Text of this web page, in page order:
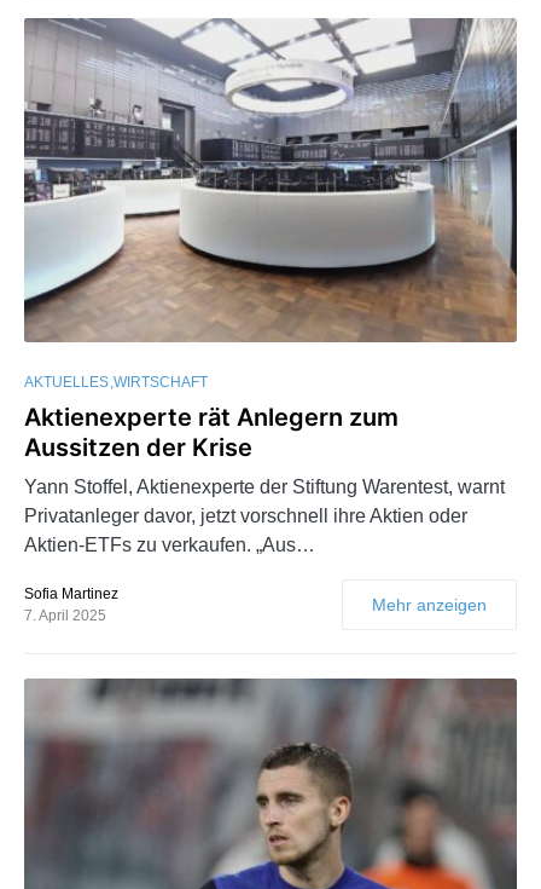
AKTUELLES WIRTSCHAFT
Aktienexperte rät Anlegern zum
Aussitzen der Krise
Yann Stoffel, Aktienexperte der Stiftung Warentest, warnt
Privatanleger davor, jetzt vorschnell ihre Aktien oder
Aktien-ETFs zu verkaufen. „Aus…
Sofia Martinez
7. April 2025
Mehr anzeigen